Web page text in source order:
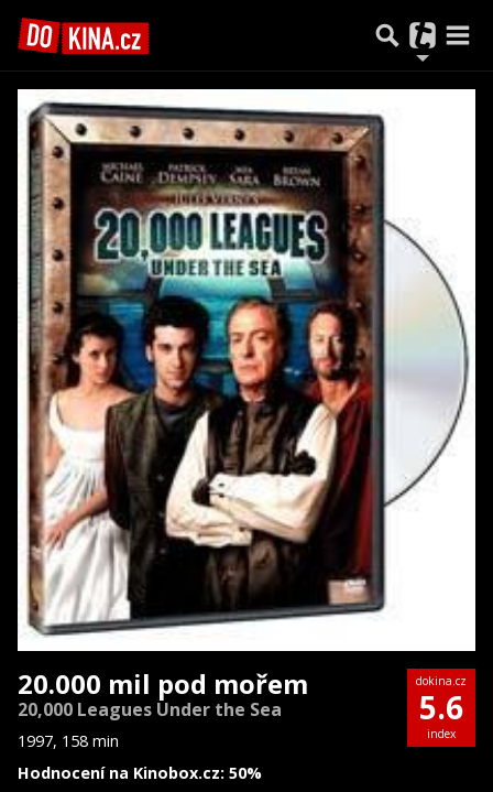
20.000 mil pod mořem
20,000 Leagues Under the Sea
1997, 158 min
Hodnocení na Kinobox.cz: 50%
dokina.cz
5.6
index